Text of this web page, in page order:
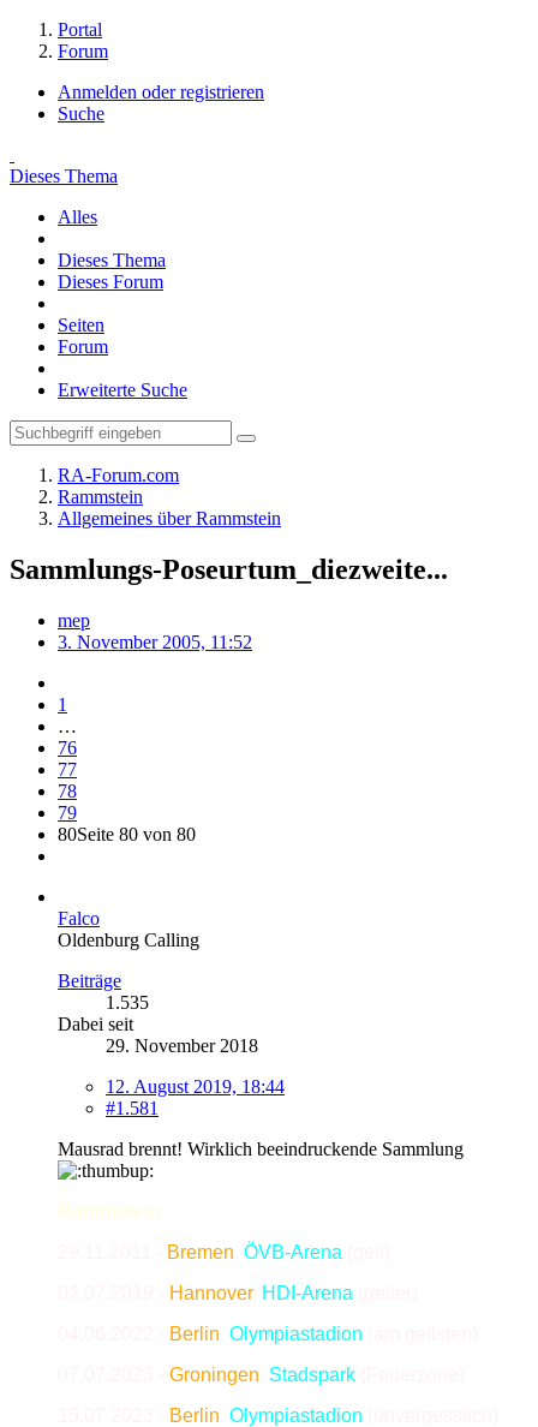
Portal
Forum
Anmelden oder registrieren
Suche
Dieses Thema
Alles
Dieses Thema
Dieses Forum
Seiten
Forum
Erweiterte Suche
RA-Forum.com
Rammstein
Allgemeines über Rammstein
Sammlungs-Poseurtum_diezweite...
mep
3. November 2005, 11:52
1
…
76
77
78
79
80Seite 80 von 80
Falco
Oldenburg Calling
Beiträge
1.535
Dabei seit
29. November 2018
12. August 2019, 18:44
#1.581
Mausrad brennt! Wirklich beeindruckende Sammlung
Rammstein
Bremen ÖVB-Arena
Hannover, HDI-Arena
Berlin Olympiastadion
Groningen Stadspark
Berlin Olympiastadion